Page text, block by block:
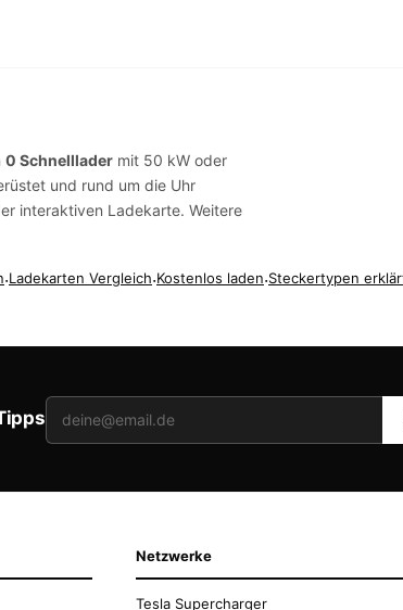
0 Schnelllader mit 50 kW oder
und rund um die Uhr
interaktiven Ladekarte. Weitere
·Ladekarten Vergleich·Kostenlos laden·Steckertypen
Netzwerke
Tesla Supercharger